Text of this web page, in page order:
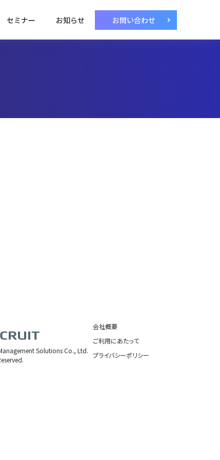
セミナー お知らせ お問い合わせ
Solutions Co., Ltd.
会社概要
ご利用にあたって
プライバシーポリシー